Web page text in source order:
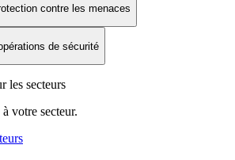
contre les menaces
de sécurité
les secteurs
votre secteur.